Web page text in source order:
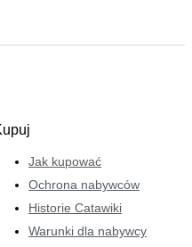
Jak kupować
Ochrona nabywców
Historie Catawiki
Warunki dla nabywcy